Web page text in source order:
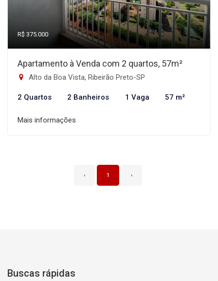
R$ 375.000
Apartamento à Venda com 2 quartos, 57m²
Alto da Boa Vista, Ribeirão Preto-SP
2 Quartos 2 Banheiros 1 Vaga 57 m²
Mais informações
‹ 1 ›
Buscas rápidas